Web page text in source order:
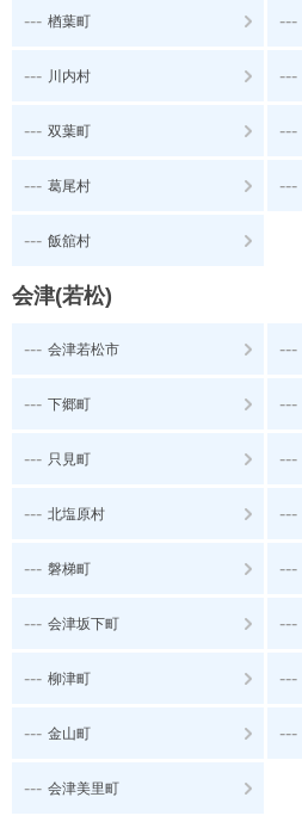
--- 楢葉町 ---
--- 川内村 ---
--- 双葉町 ---
--- 葛尾村 ---
--- 飯舘村
会津(若松)
--- 会津若松市 ---
--- 下郷町 ---
--- 只見町 ---
--- 北塩原村 ---
--- 磐梯町 ---
--- 会津坂下町 ---
--- 柳津町 ---
--- 金山町 ---
--- 会津美里町